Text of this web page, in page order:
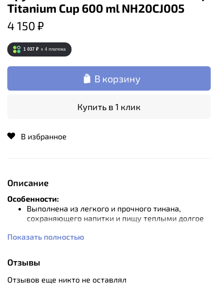
Titanium Cup 600 ml NH20CJ005
4 150 ₽
1 037 ₽ x 4 платежа
В корзину
Купить в 1 клик
В избранное
Описание
Особенности:
Выполнена из легкого и прочного тинана,
сохраняющего напитки и пищу теплыми долгое
Устойчива к царапинам и вмятинам.
Складные ручки для удобной транспортировки.
Показать полностью
Отзывы
Отзывов еще никто не оставлял